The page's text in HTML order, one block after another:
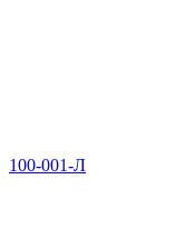
100-001-Л